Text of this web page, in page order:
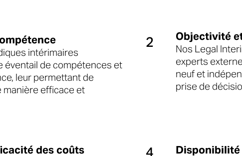
intérimaires
éventail de compétences et
leur permettant de
manière efficace et
2 Objectivité
Nos Legal
experts
neuf et
prise de
des coûts 4